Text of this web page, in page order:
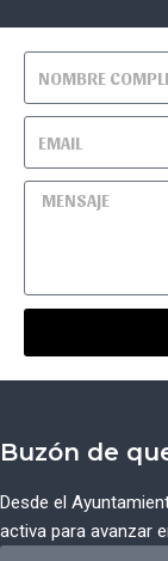
Buzón de
Desde el
activa para avanzar